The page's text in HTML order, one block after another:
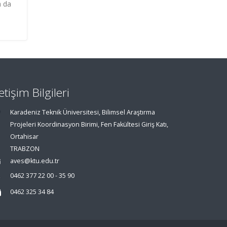
da
Bilgileri
Karadeniz Teknik Üniversitesi, Bilimsel Araştırma
Projeleri Koordinasyon Birimi, Fen Fakültesi Giriş Katı,
Ortahisar
TRABZON
aves@ktu.edu.tr
0462 377 22 00 - 35 90
0462 325 34 84